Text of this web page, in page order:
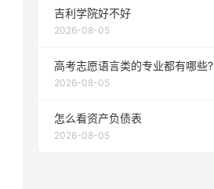
吉利学院好不好
2026-08-05
高考志愿语言类的专业都有哪些?
2026-08-05
怎么看资产负债表
2026-08-05